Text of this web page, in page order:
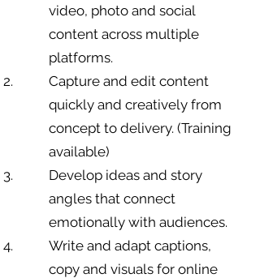
video, photo and social
content across multiple
platforms.
Capture and edit content
quickly and creatively from
concept to delivery. (Training
available)
Develop ideas and story
angles that connect
emotionally with audiences.
Write and adapt captions,
copy and visuals for online